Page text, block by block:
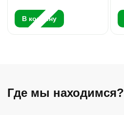
В корзину
Где мы находимся?